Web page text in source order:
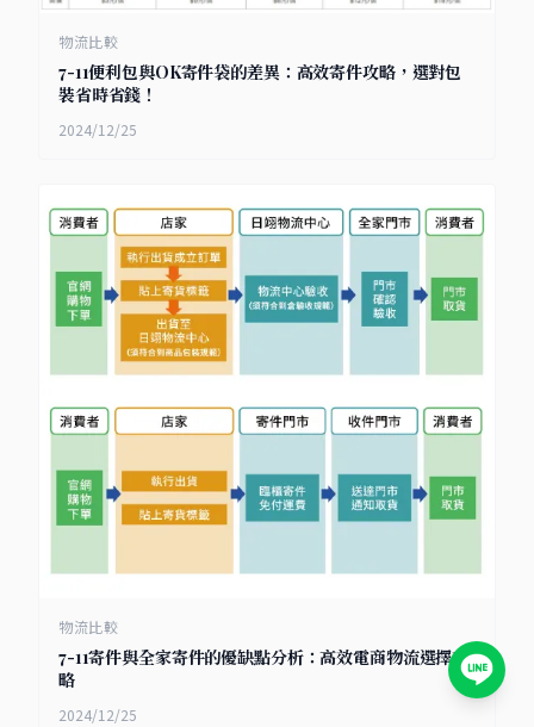
物流比較
7-11便利包與OK寄件袋的差異：高效寄件攻略，選對包
裝省時省錢！
2024/12/25
物流比較
7-11寄件與全家寄件的優缺點分析：高效電商物流選擇攻
略
2024/12/25